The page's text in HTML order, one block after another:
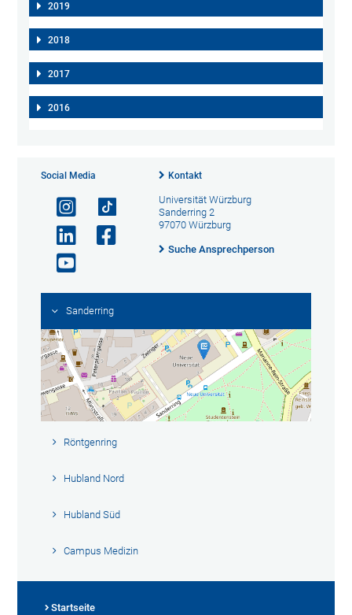
2019
2018
2017
2016
Social Media Kontakt
Universität Würzburg
Sanderring 2
97070 Würzburg
Suche Ansprechperson
Sanderring
Röntgenring
Hubland Nord
Hubland Süd
Campus Medizin
Startseite